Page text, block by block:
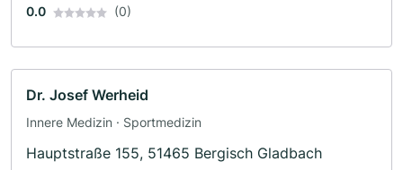
0.0 (0)
Dr. Josef Werheid
Innere Medizin · Sportmedizin
Hauptstraße 155, 51465 Bergisch Gladbach